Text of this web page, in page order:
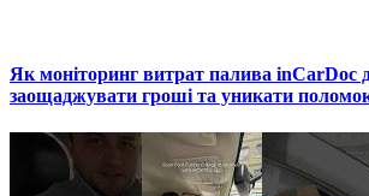
Як моніторинг витрат палива inCarDoc
заощаджувати гроші та уникати